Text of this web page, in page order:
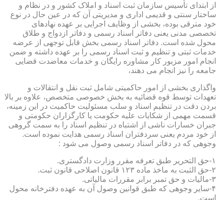
از ابتدای تأسیس سازمان ثبت اسناد و املاک کشور و در نظام و
ساختار سنتی و قدیمی اداری و مدیریتی آن که در عین حال در نوع
خود مترقی بوده، بخشی از وظایف اجرایی بر عهده نهادهای
تخصصی مدنی یعنی دفاتر اسناد رسمی و دفاتر ازدواج و طلاق
محول شده است. دفاتر اسناد رسمی بخش قابل توجهی از عرضه
خدمات ثبتی و تنظیم و ثبت اسناد رسمی را بر عهده داشته و ضمن
انجام امور مزبور کار مشاوره رایگان و خدمات معاضدت قضایی
جامعه را نیز انجام می دهند،
واگذاری بخشی از امور حاکمیتی شامل ثبت نقل و انتقالات و
تعهدات توسط قوه قضائیه به بخش خصوصی متخصص، علاوه بر بالا
بردن دقت در تنظیم اسناد و سلب مسئولیت حاکمیت در این زمینه،
قسمت مهمی از شکایات علیه حکومت یا کارگزاران حکومتی و
جبران خسارات ناشی از اشتباه در تنظیم اسناد را به سمت گروهی
از خود مردم یعنی سردفتران اسناد رسمی هدایت نموده است.
وجوهی که در دفاتر اسناد رسمی وصول می شود :
۱-حق التحریر طبق تعرفه مقرر وزارت دادگستری.
۲-حق الثبت به ماخذ ماده ۱۲۳ قانون اصلاحی قانون ثبت.
۳-مالیات و حق تمبر برابر مقررات مالیاتی.
۴-سایر وجوهی که طبق قوانین وصول آن به عهده دفترخانه محول
است.